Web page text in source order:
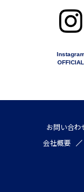
OFFICIAL
お問い合わ
会社概要